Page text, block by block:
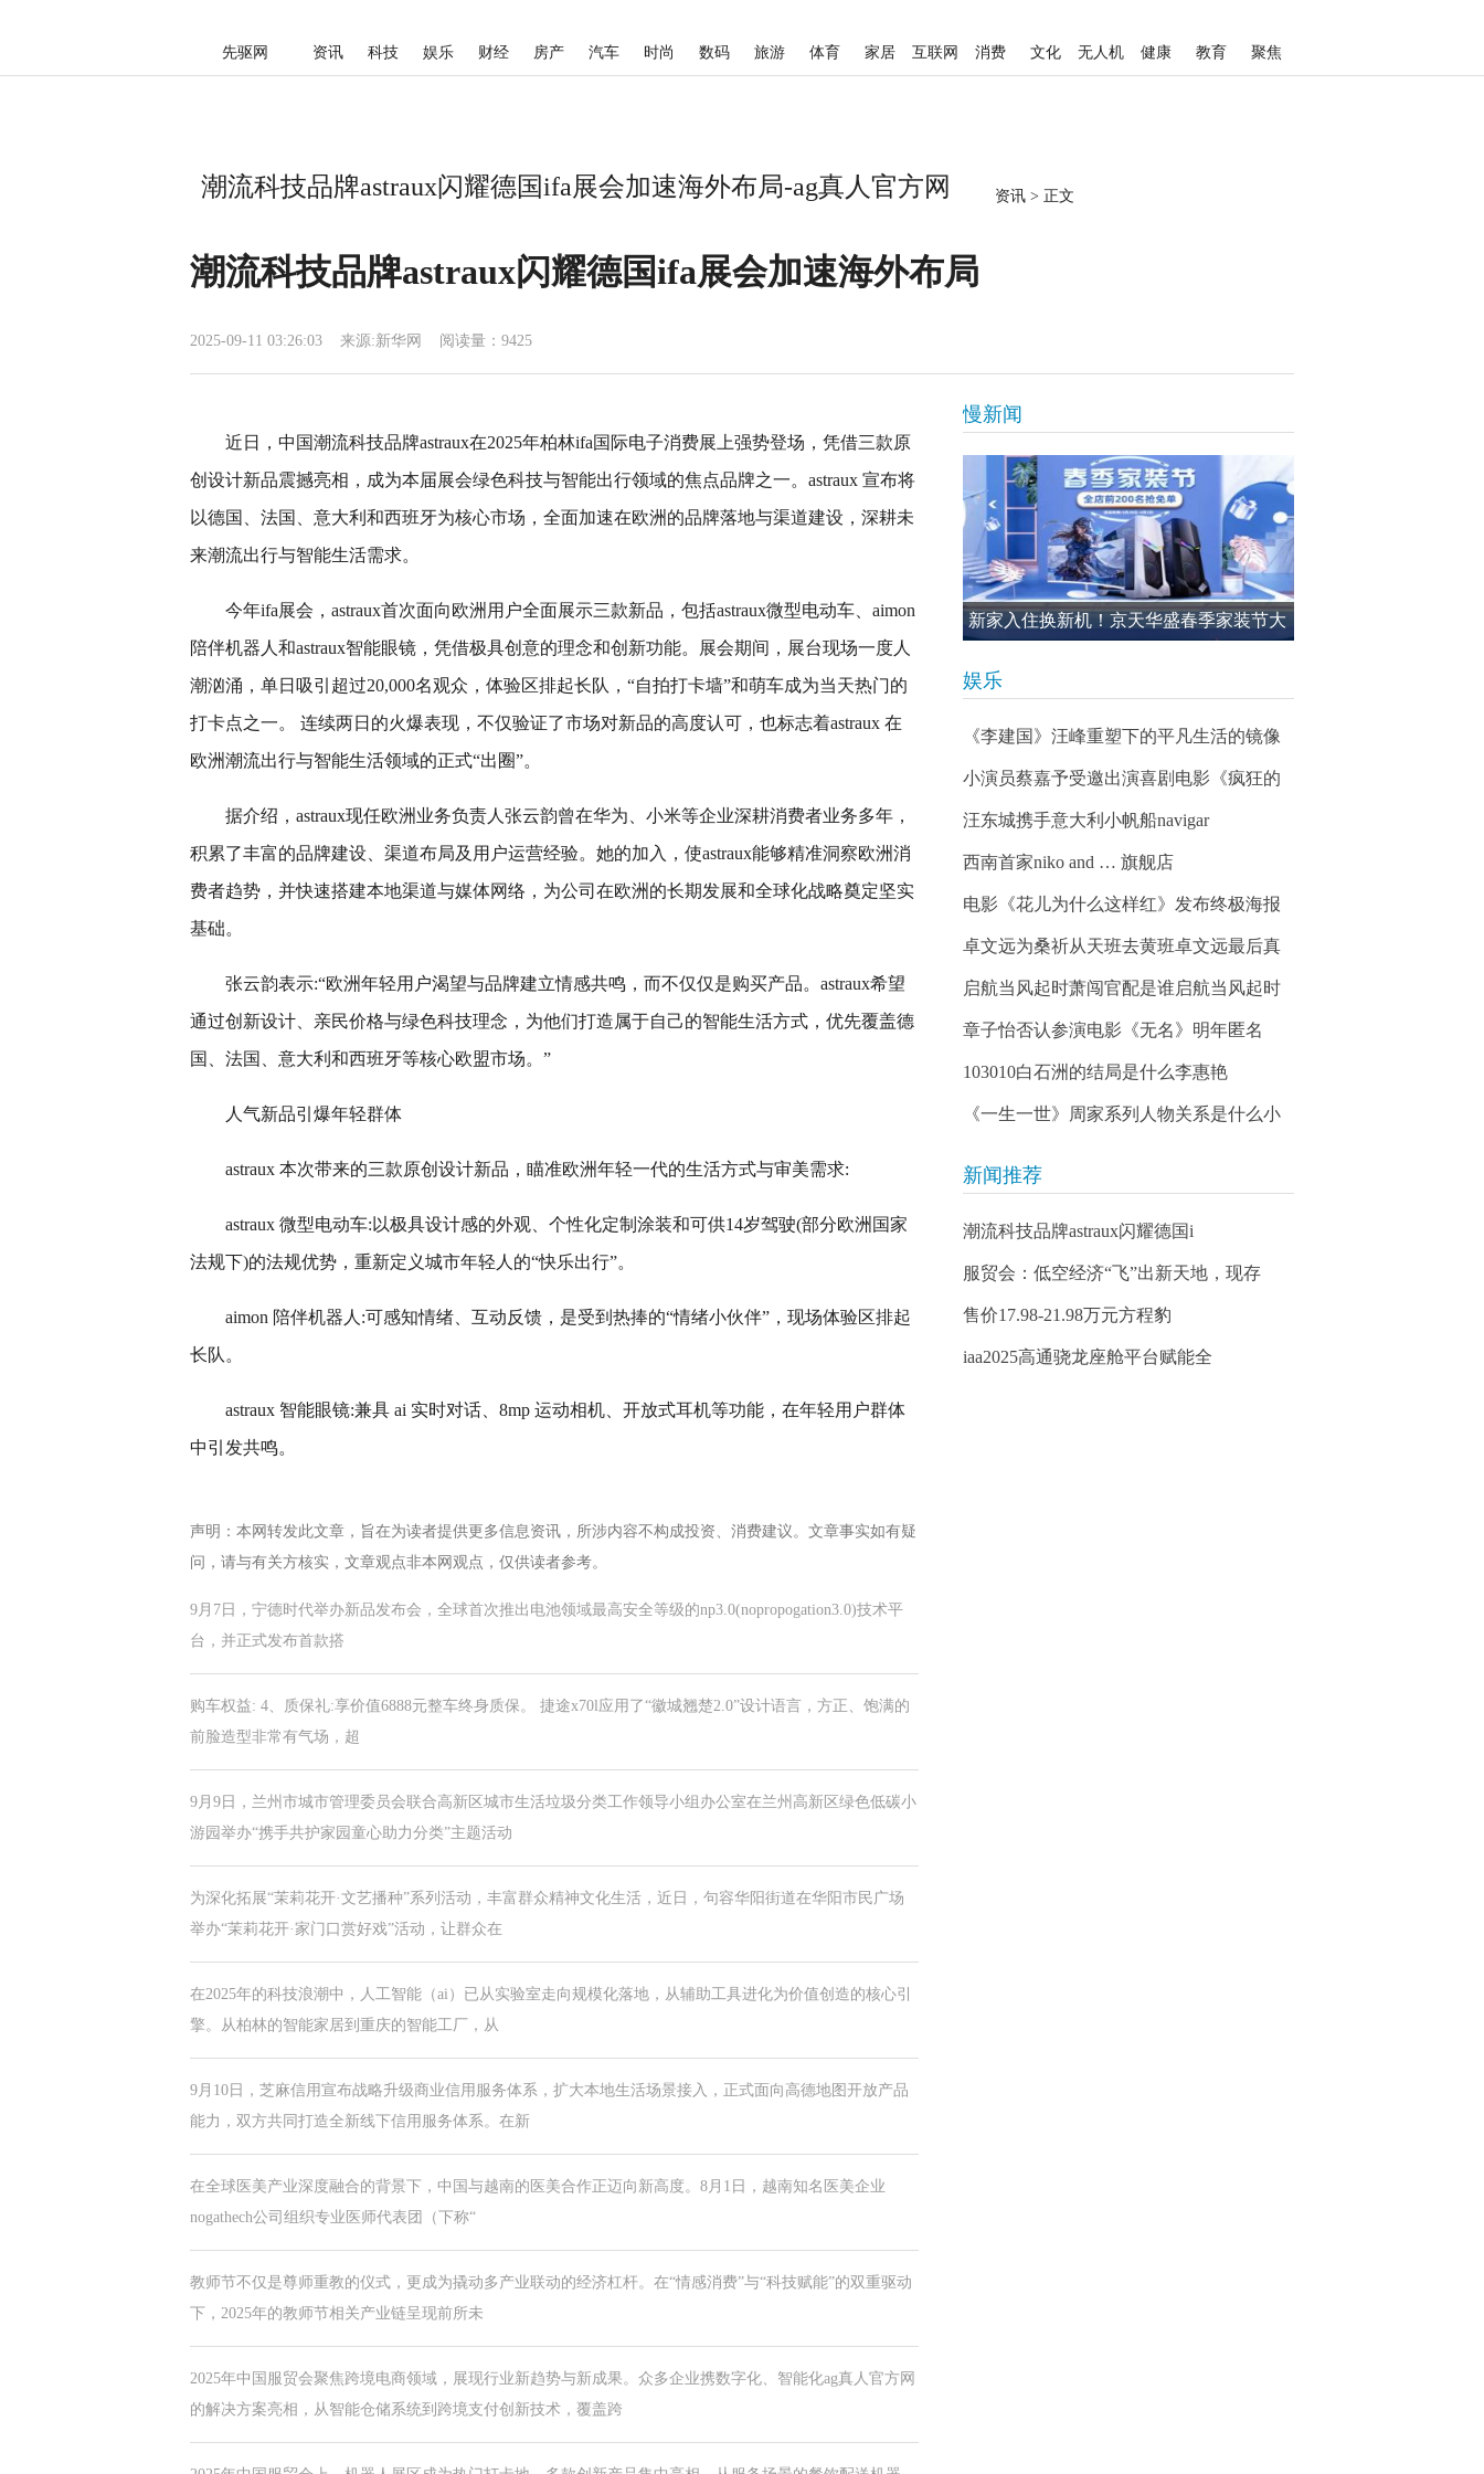
先驱网 资讯 科技 娱乐 财经 房产 汽车 时尚 数码 旅游 体育 家居 互联网 消费 文化 无人机 健康 教育 聚焦
潮流科技品牌astraux闪耀德国ifa展会加速海外布局-ag真人官方网 资讯 > 正文
潮流科技品牌astraux闪耀德国ifa展会加速海外布局
2025-09-11 03:26:03 来源:新华网 阅读量：9425
近日，中国潮流科技品牌astraux在2025年柏林ifa国际电子消费展上强势登场，凭借三款原
创设计新品震撼亮相，成为本届展会绿色科技与智能出行领域的焦点品牌之一。astraux 宣布将
以德国、法国、意大利和西班牙为核心市场，全面加速在欧洲的品牌落地与渠道建设，深耕未
来潮流出行与智能生活需求。
今年ifa展会，astraux首次面向欧洲用户全面展示三款新品，包括astraux微型电动车、aimon
陪伴机器人和astraux智能眼镜，凭借极具创意的理念和创新功能。展会期间，展台现场一度人
潮汹涌，单日吸引超过20,000名观众，体验区排起长队，“自拍打卡墙”和萌车成为当天热门的
打卡点之一。 连续两日的火爆表现，不仅验证了市场对新品的高度认可，也标志着astraux 在
欧洲潮流出行与智能生活领域的正式“出圈”。
据介绍，astraux现任欧洲业务负责人张云韵曾在华为、小米等企业深耕消费者业务多年，
积累了丰富的品牌建设、渠道布局及用户运营经验。她的加入，使astraux能够精准洞察欧洲消
费者趋势，并快速搭建本地渠道与媒体网络，为公司在欧洲的长期发展和全球化战略奠定坚实
基础。
张云韵表示:“欧洲年轻用户渴望与品牌建立情感共鸣，而不仅仅是购买产品。astraux希望
通过创新设计、亲民价格与绿色科技理念，为他们打造属于自己的智能生活方式，优先覆盖德
国、法国、意大利和西班牙等核心欧盟市场。”
人气新品引爆年轻群体
astraux 本次带来的三款原创设计新品，瞄准欧洲年轻一代的生活方式与审美需求:
astraux 微型电动车:以极具设计感的外观、个性化定制涂装和可供14岁驾驶(部分欧洲国家
法规下)的法规优势，重新定义城市年轻人的“快乐出行”。
aimon 陪伴机器人:可感知情绪、互动反馈，是受到热捧的“情绪小伙伴”，现场体验区排起
长队。
astraux 智能眼镜:兼具 ai 实时对话、8mp 运动相机、开放式耳机等功能，在年轻用户群体
中引发共鸣。
声明：本网转发此文章，旨在为读者提供更多信息资讯，所涉内容不构成投资、消费建议。文章事实如有疑
问，请与有关方核实，文章观点非本网观点，仅供读者参考。
9月7日，宁德时代举办新品发布会，全球首次推出电池领域最高安全等级的np3.0(nopropogation3.0)技术平
台，并正式发布首款搭
购车权益: 4、质保礼:享价值6888元整车终身质保。 捷途x70l应用了“徽城翘楚2.0”设计语言，方正、饱满的
前脸造型非常有气场，超
9月9日，兰州市城市管理委员会联合高新区城市生活垃圾分类工作领导小组办公室在兰州高新区绿色低碳小
游园举办“携手共护家园童心助力分类”主题活动
为深化拓展“茉莉花开·文艺播种”系列活动，丰富群众精神文化生活，近日，句容华阳街道在华阳市民广场
举办“茉莉花开·家门口赏好戏”活动，让群众在
在2025年的科技浪潮中，人工智能（ai）已从实验室走向规模化落地，从辅助工具进化为价值创造的核心引
擎。从柏林的智能家居到重庆的智能工厂，从
9月10日，芝麻信用宣布战略升级商业信用服务体系，扩大本地生活场景接入，正式面向高德地图开放产品
能力，双方共同打造全新线下信用服务体系。在新
在全球医美产业深度融合的背景下，中国与越南的医美合作正迈向新高度。8月1日，越南知名医美企业
nogathech公司组织专业医师代表团（下称“
教师节不仅是尊师重教的仪式，更成为撬动多产业联动的经济杠杆。在“情感消费”与“科技赋能”的双重驱动
下，2025年的教师节相关产业链呈现前所未
2025年中国服贸会聚焦跨境电商领域，展现行业新趋势与新成果。众多企业携数字化、智能化ag真人官方网
的解决方案亮相，从智能仓储系统到跨境支付创新技术，覆盖跨
慢新闻
新家入住换新机！京天华盛春季家装节大
娱乐
《李建国》汪峰重塑下的平凡生活的镜像
小演员蔡嘉予受邀出演喜剧电影《疯狂的
汪东城携手意大利小帆船navigar
西南首家niko and … 旗舰店
电影《花儿为什么这样红》发布终极海报
卓文远为桑祈从天班去黄班卓文远最后真
启航当风起时萧闯官配是谁启航当风起时
章子怡否认参演电影《无名》明年匿名
103010白石洲的结局是什么李惠艳
《一生一世》周家系列人物关系是什么小
新闻推荐
潮流科技品牌astraux闪耀德国i
服贸会：低空经济“飞”出新天地，现存
售价17.98-21.98万元方程豹
iaa2025高通骁龙座舱平台赋能全